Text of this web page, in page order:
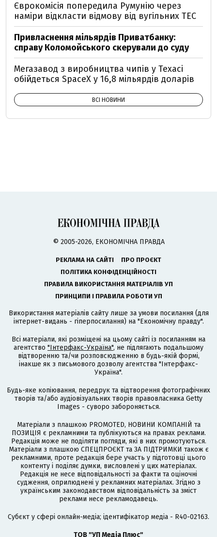
Єврокомісія попередила Румунію через
наміри відкласти відмову від вугільних ТЕС
Привласнення мільярдів Приватбанку:
справу Коломойського скерували до суду
Мегазавод з виробництва чипів у Техасі
обійдеться SpaceX у 16,8 мільярдів доларів
ВСІ НОВИНИ
© 2005-2026, ЕКОНОМІЧНА ПРАВДА
РЕКЛАМА НА САЙТІ
ПРО ПРОЄКТ
ПОЛІТИКА КОНФІДЕНЦІЙНОСТІ
ПРАВИЛА ВИКОРИСТАННЯ МАТЕРІАЛІВ УП
ПРИНЦИПИ І ПРАВИЛА РОБОТИ УП
Використання матеріалів сайту лише за умови посилання (для
інтернет-видань - гіперпосилання) на "Економічну правду".
Всі матеріали, які розміщені на цьому сайті із посиланням на
агентство "Інтерфакс-Україна", не підлягають подальшому
відтворенню та/чи розповсюдженню в будь-якій формі,
інакше як з письмового дозволу агентства "Інтерфакс-
Україна".
Будь-яке копіювання, передрук та відтворення фотографічних
творів та/або аудіовізуальних творів правовласника Getty
Images - суворо забороняється.
Матеріали з плашкою PROMOTED, НОВИНИ КОМПАНІЙ та
ПОЗИЦІЯ є рекламними та публікуються на правах реклами.
Редакція може не поділяти погляди, які в них промотуються.
Матеріали з плашкою СПЕЦПРОЄКТ та ЗА ПІДТРИМКИ також є
рекламними, проте редакція бере участь у підготовці цього
контенту і поділяє думки, висловлені у цих матеріалах.
Редакція не несе відповідальності за факти та оціночні
судження, оприлюднені у рекламних матеріалах. Згідно з
українським законодавством відповідальність за зміст
реклами несе рекламодавець.
Cубєкт у сфері онлайн-медіа; ідентифікатор медіа - R40-02163.
ТОВ "УП Медіа Плюс"